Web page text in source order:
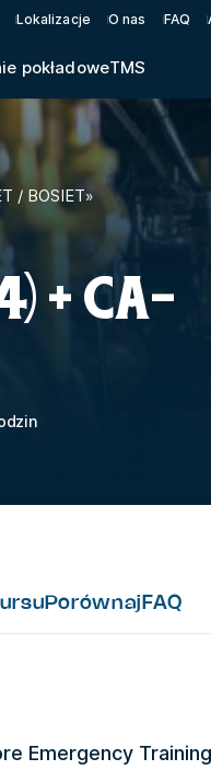
Lokalizacje O nas FAQ
pokładoweTMS
/ BOSIET»
+ CA-
Porównaj FAQ
Emergency